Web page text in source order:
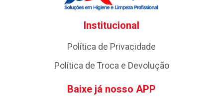
Institucional
Política de Privacidade
Política de Troca e Devolução
Baixe já nosso APP